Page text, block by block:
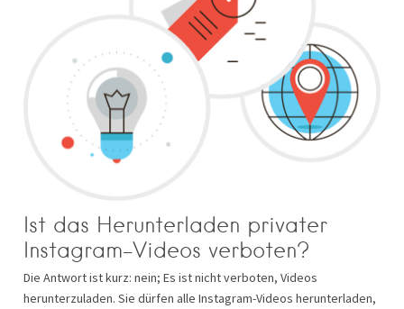
Ist das Herunterladen privater
Instagram-Videos verboten?
Die Antwort ist kurz: nein; Es ist nicht verboten, Videos
herunterzuladen. Sie dürfen alle Instagram-Videos herunterladen,